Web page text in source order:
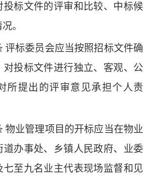
投标文件的评审和比较、中标候
。
评标委员会应当按照招标文件确
对投标文件进行独立、客观、公
所提出的评审意见承担个人责
物业管理项目的开标应当在物业
道办事处、乡镇人民政府、业委
七至九名业主代表现场监督和见